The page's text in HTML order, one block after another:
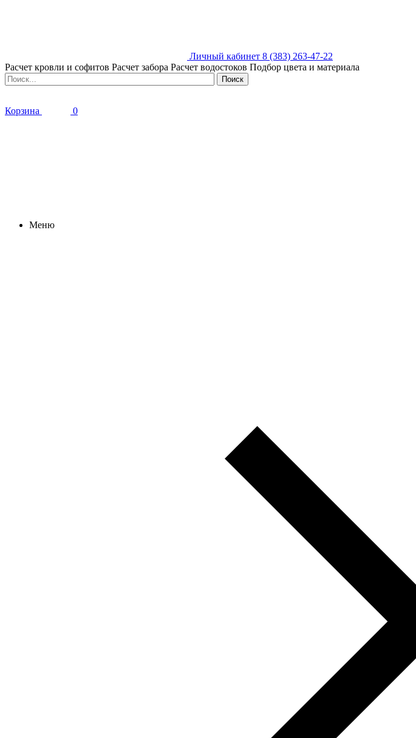
Личный кабинет 8 (383) 263-47-22
Расчет кровли и софитов Расчет забора Расчет водостоков Подбор цвета и материала
Корзина 0
Меню